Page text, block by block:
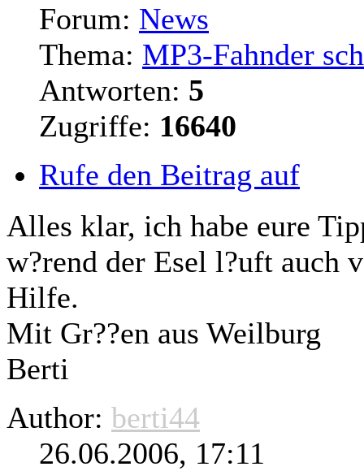
Forum: News
Thema: MP3-Fahnder
Antworten: 5
Zugriffe: 16640
Rufe den Beitrag auf
Alles klar, ich habe eure
w?rend der Esel l?uft auch
Hilfe.
Mit Gr??en aus Weilburg
Berti
Author: berti44
26.06.2006, 17:11